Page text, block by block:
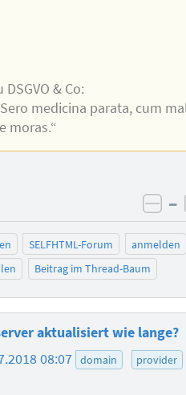
& Co:
medicina parata, cum
moras.“
–
SELFHTML-Forum
anmelden
Beitrag im Thread-Baum
aktualisiert wie lange?
08:07 domain
provider